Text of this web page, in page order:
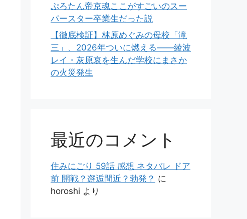
ぷろたん帝京魂ここがすごいのスー
パースター卒業生だった説
【徹底検証】林原めぐみの母校「滝
三」、2026年ついに燃える――綾波
レイ・灰原哀を生んだ学校にまさか
の火災発生
最近のコメント
住みにごり 59話 感想 ネタバレ ドア
前 開戦？邂逅間近？勃発？ に
horoshi より